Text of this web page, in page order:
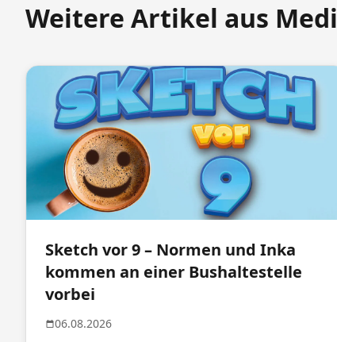
Weitere Artikel aus
Sketch vor 9 – Normen und Inka
kommen an einer Bushaltestelle
vorbei
06.08.2026